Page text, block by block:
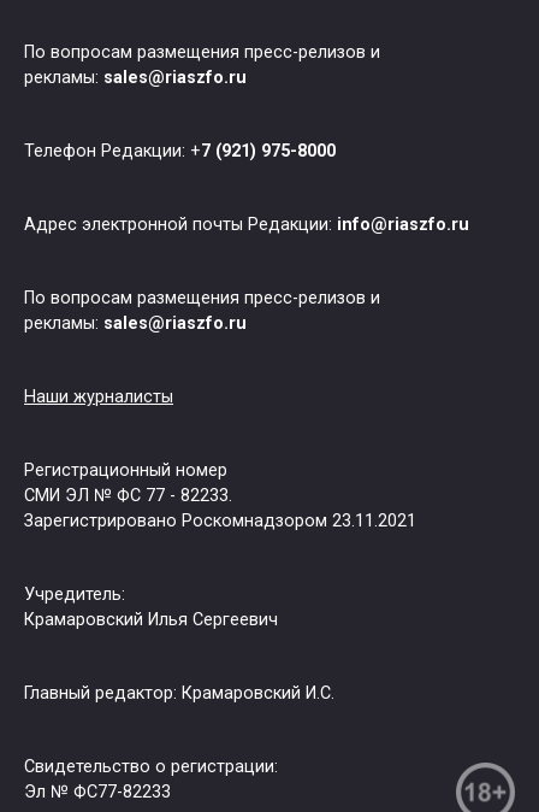
По вопросам размещения пресс-релизов и
рекламы: sales@riaszfo.ru
Телефон Редакции: +7 (921) 975-8000
Адрес электронной почты Редакции: info@riaszfo.ru
По вопросам размещения пресс-релизов и
рекламы: sales@riaszfo.ru
Наши журналисты
Регистрационный номер
СМИ ЭЛ № ФС 77 - 82233.
Зарегистрировано Роскомнадзором 23.11.2021
Учредитель:
Крамаровский Илья Сергеевич
Главный редактор: Крамаровский И.С.
Свидетельство о регистрации:
Эл № ФС77-82233